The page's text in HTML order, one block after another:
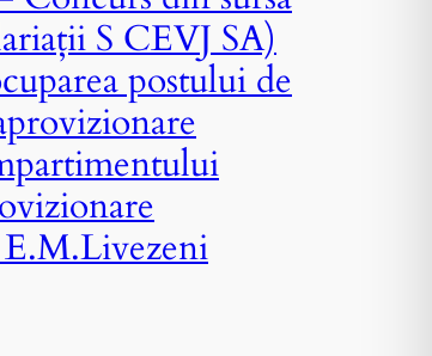
S CEVJ SA)
postului de